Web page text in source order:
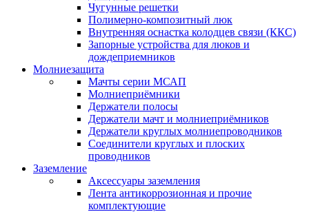
Чугунные решетки
Полимерно-композитный люк
Внутренняя оснастка колодцев связи (ККС)
Запорные устройства для люков и
дождеприемников
Молниезащита
Мачты серии МСАП
Молниеприёмники
Держатели полосы
Держатели мачт и молниеприёмников
Держатели круглых молниепроводников
Cоединители круглых и плоских
проводников
Заземление
Аксессуары заземления
Лента антикоррозионная и прочие
комплектующие